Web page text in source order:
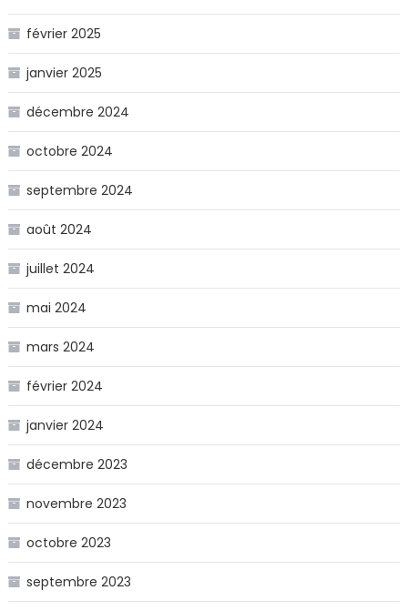
février 2025
janvier 2025
décembre 2024
octobre 2024
septembre 2024
août 2024
juillet 2024
mai 2024
mars 2024
février 2024
janvier 2024
décembre 2023
novembre 2023
octobre 2023
septembre 2023